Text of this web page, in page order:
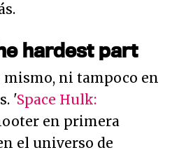
hardest part
mismo, ni tampoco en
'Space Hulk:
en primera
el universo de